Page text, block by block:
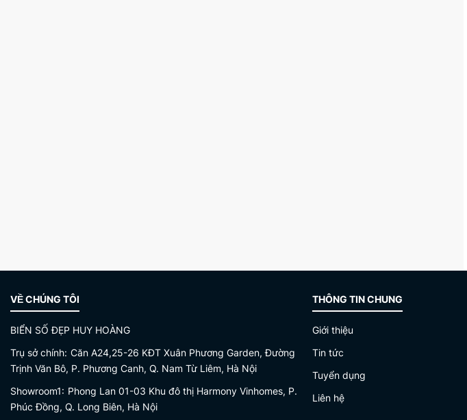
VỀ CHÚNG TÔI
BIỂN SỐ ĐẸP HUY HOÀNG
Trụ sở chính: Căn A24,25-26 KĐT Xuân Phương Garden, Đường
Trịnh Văn Bô, P. Phương Canh, Q. Nam Từ Liêm, Hà Nội
Showroom1: Phong Lan 01-03 Khu đô thị Harmony Vinhomes, P.
Phúc Đồng, Q. Long Biên, Hà Nội
THÔNG TIN CHUNG
Giới thiệu
Tin tức
Tuyển dụng
Liên hệ